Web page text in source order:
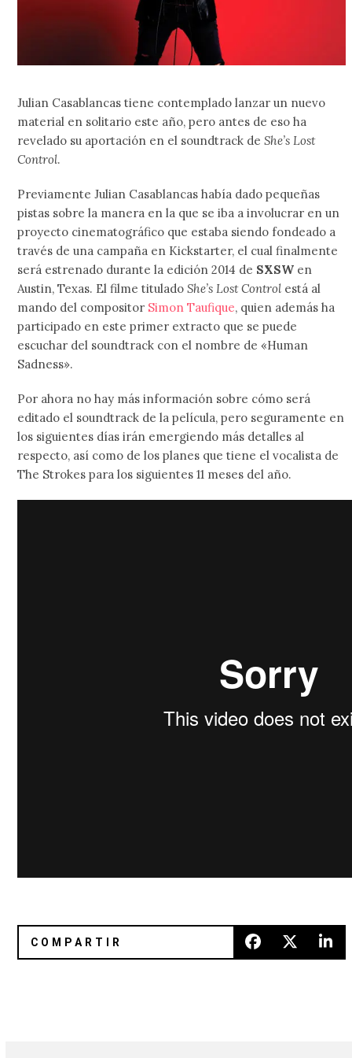
Julian Casablancas tiene contemplado lanzar un nuevo
material en solitario este año, pero antes de eso ha
revelado su aportación en el soundtrack deShe’s Lost
Control.
Previamente Julian Casablancas había dado pequeñas
pistas sobre la manera en la que se iba a involucrar en un
proyecto cinematográfico que estaba siendo fondeado a
través de una campaña en Kickstarter, el cual finalmente
será estrenado durante la edición 2014 de SXSW en
Austin, Texas. El filme tituladoShe’s Lost Control está al
mando del compositor Simon Taufique, quien además ha
participado en este primer extracto que se puede
escuchar del soundtrack con el nombre de «Human
Sadness».
Por ahora no hay más información sobre cómo será
editado el soundtrack de la película, pero seguramente en
los siguientes días irán emergiendo más detalles al
respecto, así como de los planes que tiene el vocalista de
The Strokes para los siguientes 11 meses del año.